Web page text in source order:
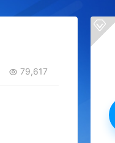
79,617